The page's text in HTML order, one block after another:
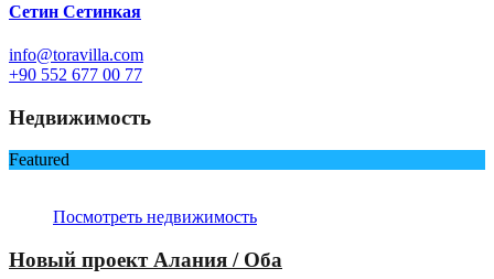
Сетин Сетинкая
info@toravilla.com
+90 552 677 00 77
Недвижимость
Featured
Посмотреть недвижимость
Новый проект Алания / Оба